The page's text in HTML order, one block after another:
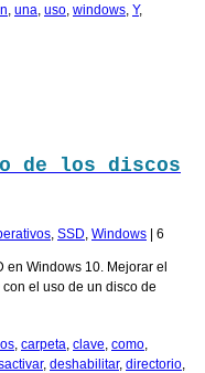
, una, uso, windows, Y,
de los discos
, SSD, Windows 6
Windows 10. Mejorar el
el uso de un disco de
, carpeta, clave, como,
, deshabilitar, directorio,